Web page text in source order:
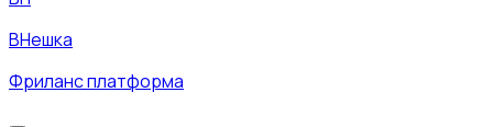
ВНешка
Фриланс платформа